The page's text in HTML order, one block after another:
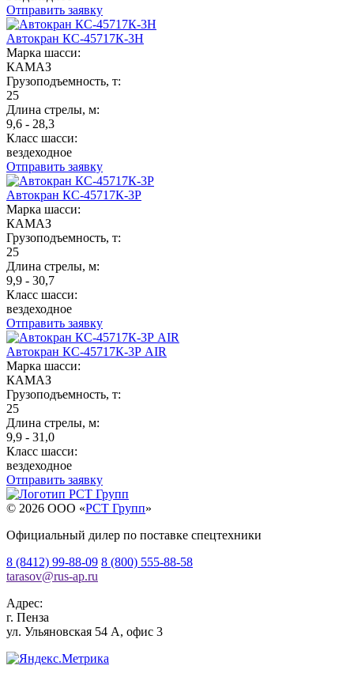
Отправить заявку
Автокран КС-45717К-3Н
Марка шасси:
КАМАЗ
Грузоподъемность, т:
25
Длина стрелы, м:
9,6 - 28,3
Класс шасси:
вездеходное
Отправить заявку
Автокран КС-45717К-3Р
Марка шасси:
КАМАЗ
Грузоподъемность, т:
25
Длина стрелы, м:
9,9 - 30,7
Класс шасси:
вездеходное
Отправить заявку
Автокран КС-45717К-3Р AIR
Марка шасси:
КАМАЗ
Грузоподъемность, т:
25
Длина стрелы, м:
9,9 - 31,0
Класс шасси:
вездеходное
Отправить заявку
© 2026 OOO «РСТ Групп»
Официальный дилер по поставке спецтехники
8 (8412) 99-88-09 8 (800) 555-88-58
tarasov@rus-ap.ru
Адрес:
г. Пенза
ул. Ульяновская 54 А, офис 3